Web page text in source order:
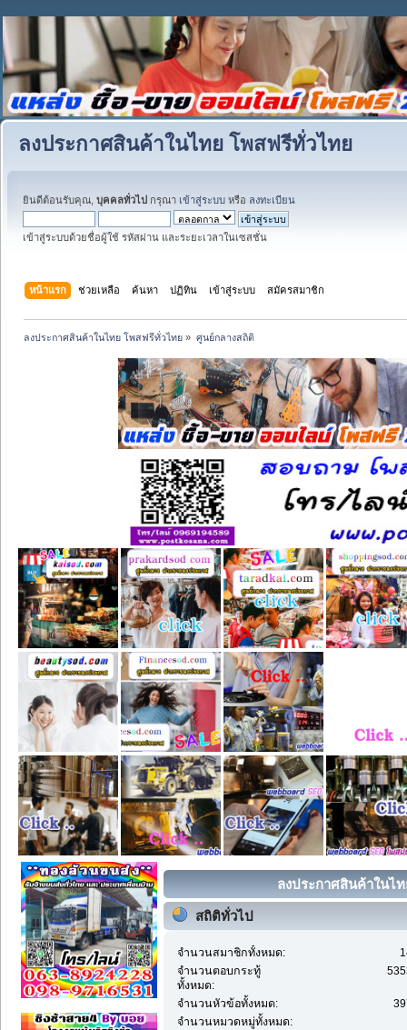
ลงประกาศสินค้าในไทย โพสฟรีทั่วไทย
ยินดีต้อนรับคุณ, บุคคลทั่วไป กรุณา เข้าสู่ระบบ หรือ ลงทะเบียน
เข้าสู่ระบบด้วยชื่อผู้ใช้ รหัสผ่าน และระยะเวลาในเซสชั่น
หน้าแรก ช่วยเหลือ ค้นหา ปฏิทิน เข้าสู่ระบบ สมัครสมาชิก
ลงประกาศสินค้าในไทย โพสฟรีทั่วไทย » ศูนย์กลางสถิติ
ลงประกาศสินค้าในไ
สถิติทั่วไป
จำนวนสมาชิกทั้งหมด:
จำนวนตอบกระทู้
ทั้งหมด:
จำนวนหัวข้อทั้งหมด:
จำนวนหมวดหมู่ทั้งหมด: